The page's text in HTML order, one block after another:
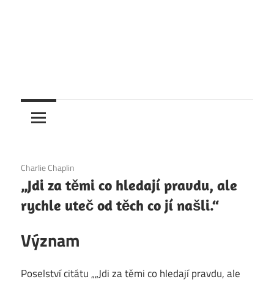
6. 12. 2020
Charlie Chaplin
„Jdi za těmi co hledají pravdu, ale
rychle uteč od těch co jí našli.“
Význam
Poselství citátu „„Jdi za těmi co hledají pravdu, ale